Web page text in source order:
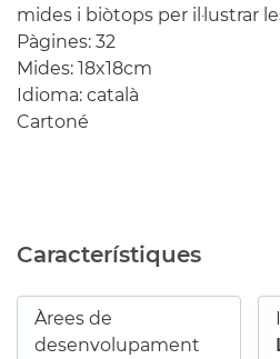
mides i biòtops per il·lustrar
Pàgines: 32
Mides: 18x18cm
Idioma: català
Cartoné
Característiques
Àrees de
desenvolupament